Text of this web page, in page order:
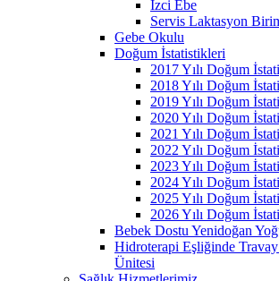
İzci Ebe
Servis Laktasyon
Gebe Okulu
Doğum İstatistikleri
2017 Yılı Doğum
2018 Yılı Doğum
2019 Yılı Doğum
2020 Yılı Doğum
2021 Yılı Doğum
2022 Yılı Doğum
2023 Yılı Doğum
2024 Yılı Doğum
2025 Yılı Doğum
2026 Yılı Doğum
Bebek Dostu Yenidoğan
Hidroterapi Eşliğinde
Ünitesi